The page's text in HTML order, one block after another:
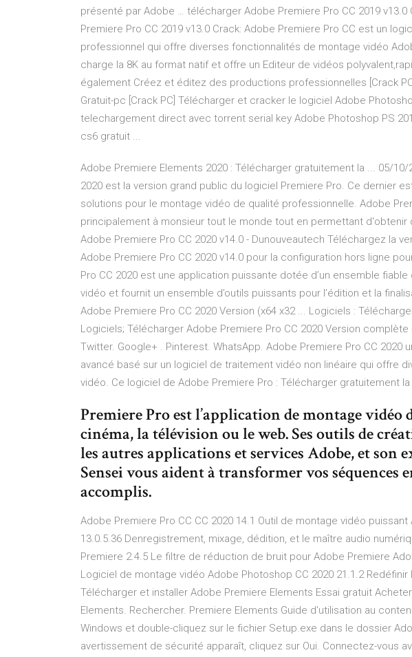
présenté par Adobe … télécharger Adobe Premiere Pro CC 2019
Premiere Pro CC 2019 v13.0 Crack: Adobe Premiere Pro CC est un
professionnel qui offre diverses fonctionnalités de montage vidéo
charge la 8K au format natif et offre un Editeur de vidéos
également Créez et éditez des productions professionnelles [Crack
Gratuit-pc [Crack PC] Télécharger et cracker le logiciel Adobe
telechargement direct avec torrent serial key Adobe Photoshop PS
cs6 gratuit ...
Adobe Premiere Elements 2020 : Télécharger gratuitement la ... 05/10/
2020 est la version grand public du logiciel Premiere Pro. Ce dernier
solutions pour le montage vidéo de qualité professionnelle. Adobe
principalement à monsieur tout le monde tout en permettant
Adobe Premiere Pro CC 2020 v14.0 - Dunouveautech Téléchargez la
Adobe Premiere Pro CC 2020 v14.0 pour la configuration hors ligne
Pro CC 2020 est une application puissante dotée d’un ensemble
vidéo et fournit un ensemble d’outils puissants pour l’édition et la
Adobe Premiere Pro CC 2020 Version (x64 x32 ... Logiciels :
Logiciels; Télécharger Adobe Premiere Pro CC 2020 Version complète
Twitter. Google+ . Pinterest. WhatsApp. Adobe Premiere Pro CC 2020
avancé basé sur un logiciel de traitement vidéo non linéaire qui offre
vidéo. Ce logiciel de Adobe Premiere Pro : Télécharger gratuitement la
Premiere Pro est l’application de montage vidéo
cinéma, la télévision ou le web. Ses outils de
les autres applications et services Adobe, et son
Sensei vous aident à transformer vos séquences
accomplis.
Adobe Premiere Pro CC CC 2020 14.1 Outil de montage vidéo puissant
13.0.5.36 Denregistrement, mixage, dédition, et le maître audio
Premiere 2.4.5 Le filtre de réduction de bruit pour Adobe Premiere
Logiciel de montage vidéo Adobe Photoshop CC 2020 21.1.2
Télécharger et installer Adobe Premiere Elements Essai gratuit
Elements. Rechercher. Premiere Elements Guide d'utilisation au
Windows et double-cliquez sur le fichier Setup.exe dans le dossier
avertissement de sécurité apparaît, cliquez sur Oui. Connectez-vous